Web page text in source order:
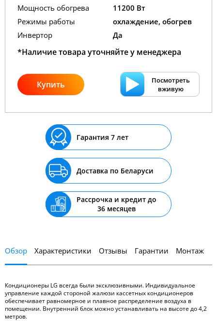
Мощность обогрева
11200 Вт
Режимы работы
охлаждение, обогрев
Инвертор
Да
*Наличие товара уточняйте у менеджера
Купить
Посмотреть
вживую
Гарантия 7 лет
Доставка по Беларуси
Рассрочка и кредит до
36 месяцев
Обзор Характеристики Отзывы Гарантии Монтаж
Кондиционеры LG всегда были эксклюзивными. Индивидуальное
управление каждой стороной жалюзи кассетных кондиционеров
обеспечивает равномерное и плавное распределение воздуха в
помещении. Внутренний блок можно устанавливать на высоте до 4,2
метров.